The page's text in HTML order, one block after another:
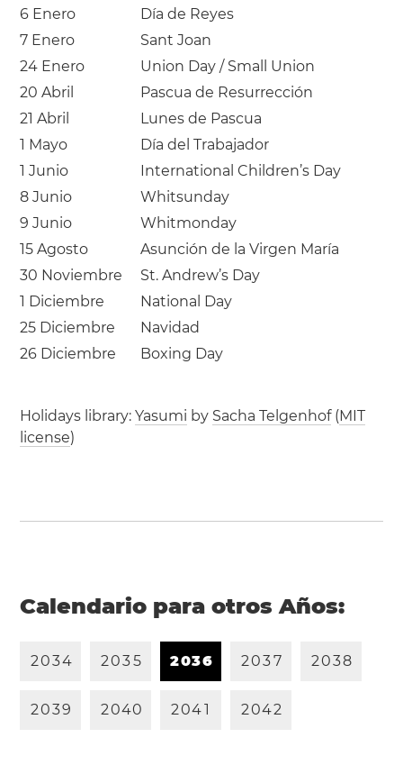
6 Enero
Día de Reyes
7 Enero
Sant Joan
24 Enero
Union Day / Small Union
20 Abril
Pascua de Resurrección
21 Abril
Lunes de Pascua
1 Mayo
Día del Trabajador
1 Junio
International Children’s Day
8 Junio
Whitsunday
9 Junio
Whitmonday
15 Agosto
Asunción de la Virgen María
30 Noviembre
St. Andrew’s Day
1 Diciembre
National Day
25 Diciembre
Navidad
26 Diciembre
Boxing Day
Holidays library:Yasumi by Sacha Telgenhof(MIT
license)
Calendario para otros Años:
2034 2035 2036 2037 2038
2039 2040 2041 2042